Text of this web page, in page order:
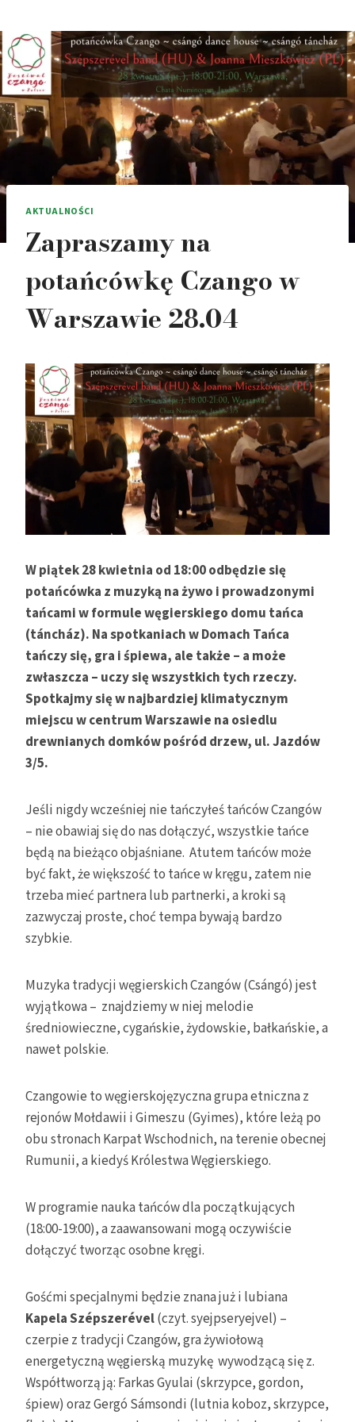
AKTUALNOŚCI
Zapraszamy na
potańcówkę Czango w
Warszawie 28.04
W piątek 28 kwietnia od 18:00 odbędzie się
potańcówka z muzyką na żywo i prowadzonymi
tańcami w formule węgierskiego domu tańca
(táncház). Na spotkaniach w Domach Tańca
tańczy się, gra i śpiewa, ale także – a może
zwłaszcza – uczy się wszystkich tych rzeczy.
Spotkajmy się w najbardziej klimatycznym
miejscu w centrum Warszawie na osiedlu
drewnianych domków pośród drzew, ul. Jazdów
3/5.
Jeśli nigdy wcześniej nie tańczyłeś tańców Czangów
– nie obawiaj się do nas dołączyć, wszystkie tańce
będą na bieżąco objaśniane. Atutem tańców może
być fakt, że większość to tańce w kręgu, zatem nie
trzeba mieć partnera lub partnerki, a kroki są
zazwyczaj proste, choć tempa bywają bardzo
szybkie.
Muzyka tradycji węgierskich Czangów (Csángó) jest
wyjątkowa – znajdziemy w niej melodie
średniowieczne, cygańskie, żydowskie, bałkańskie, a
nawet polskie.
Czangowie to węgierskojęzyczna grupa etniczna z
rejonów Mołdawii i Gimeszu (Gyimes), które leżą po
obu stronach Karpat Wschodnich, na terenie obecnej
Rumunii, a kiedyś Królestwa Węgierskiego.
W programie nauka tańców dla początkujących
(18:00-19:00), a zaawansowani mogą oczywiście
dołączyć tworząc osobne kręgi.
Gośćmi specjalnymi będzie znana już i lubiana
Kapela Szépszerével(czyt. syejpseryejvel) –
czerpie z tradycji Czangów, gra żywiołową
energetyczną węgierską muzykę wywodzącą się z.
Współtworzą ją: Farkas Gyulai (skrzypce, gordon,
śpiew) oraz Gergó Sámsondi (lutnia koboz, skrzypce,